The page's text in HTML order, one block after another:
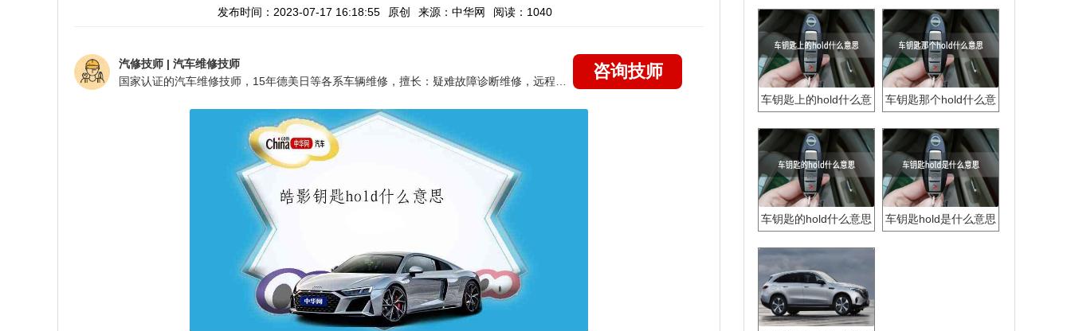
发布时间：2023-07-17 16:18:55 原创 来源：中华网 阅读：1040
汽修技师 | 汽车维修技师
咨询技师
车钥匙上的hold什么意
车钥匙那个hold什么意
车钥匙的hold什么意思 车钥匙hold是什么意思